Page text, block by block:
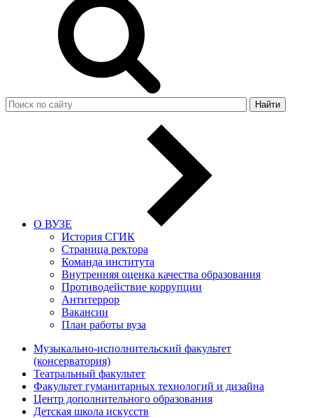
Найти
О ВУЗЕ
История СГИК
Страница ректора
Команда института
Внутренняя оценка качества образования
Противодействие коррупции
Антитеррор
Вакансии
План работы вуза
Музыкально-исполнительский факультет
(консерватория)
Театральный факультет
Факультет гуманитарных технологий и дизайна
Центр дополнительного образования
Детская школа искусств